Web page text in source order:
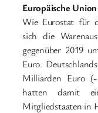
Europäische
Wie Eurostat für
sich die
gegenüber 2019
Euro.
Milliarden Euro
hatten damit
Mitgliedstaaten in